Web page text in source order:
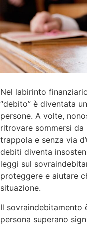
Nel labirinto
“debito” è diventata
persone. A volte,
ritrovare sommersi
trappola e senza via
debiti diventa
leggi sul
proteggere e aiutare
situazione.
Il sovraindebitamento
persona superano